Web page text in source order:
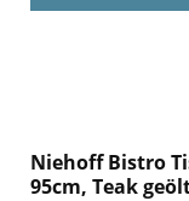
Niehoff Bistro
95cm, Teak